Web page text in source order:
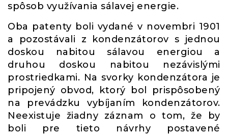
spôsob využívania sálavej energie.
Oba patenty boli vydané v novembri 1901
a pozostávali z kondenzátorov s jednou
doskou nabitou sálavou energiou a
druhou doskou nabitou nezávislými
prostriedkami. Na svorky kondenzátora je
pripojený obvod, ktorý bol prispôsobený
na prevádzku vybíjaním kondenzátorov.
Neexistuje žiadny záznam o tom, že by
boli pre tieto návrhy postavené